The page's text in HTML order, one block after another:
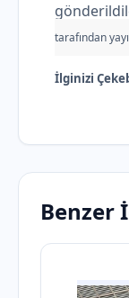
tarafından
İlginizi
Benzer